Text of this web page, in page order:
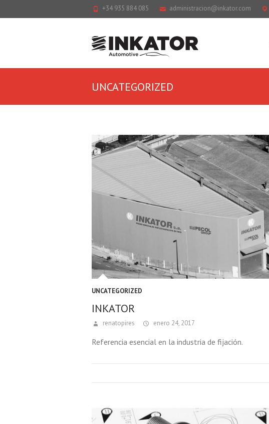
+34 935 884 085 administracion@inkator.com
UNCATEGORIZED
UNCATEGORIZED
INKATOR
renatopires enero 24, 2017
Referencia esencial en la industria de fijación.